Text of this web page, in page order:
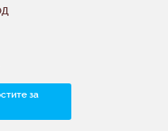
за